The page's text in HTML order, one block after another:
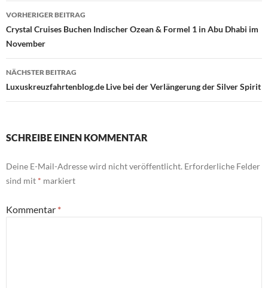
Beitrags-
Navigation
VORHERIGER BEITRAG
Crystal Cruises Buchen Indischer Ozean & Formel 1 in Abu Dhabi im
November
NÄCHSTER BEITRAG
Luxuskreuzfahrtenblog.de Live bei der Verlängerung der Silver Spirit
SCHREIBE EINEN KOMMENTAR
Deine E-Mail-Adresse wird nicht veröffentlicht. Erforderliche Felder
sind mit * markiert
Kommentar *